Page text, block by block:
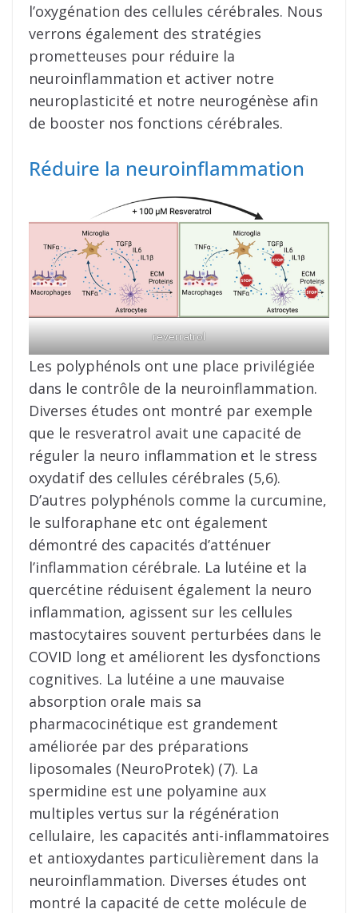
l’oxygénation des cellules cérébrales. Nous
verrons également des stratégies
prometteuses pour réduire la
neuroinflammation et activer notre
neuroplasticité et notre neurogénèse afin
de booster nos fonctions cérébrales.
Réduire la neuroinflammation
reverratrol
Les polyphénols ont une place privilégiée
dans le contrôle de la neuroinflammation.
Diverses études ont montré par exemple
que le resveratrol avait une capacité de
réguler la neuro inflammation et le stress
oxydatif des cellules cérébrales (5,6).
D’autres polyphénols comme la curcumine,
le sulforaphane etc ont également
démontré des capacités d’atténuer
l’inflammation cérébrale. La lutéine et la
quercétine réduisent également la neuro
inflammation, agissent sur les cellules
mastocytaires souvent perturbées dans le
COVID long et améliorent les dysfonctions
cognitives. La lutéine a une mauvaise
absorption orale mais sa
pharmacocinétique est grandement
améliorée par des préparations
liposomales (NeuroProtek) (7). La
spermidine est une polyamine aux
multiples vertus sur la régénération
cellulaire, les capacités anti-inflammatoires
et antioxydantes particulièrement dans la
neuroinflammation. Diverses études ont
montré la capacité de cette molécule de